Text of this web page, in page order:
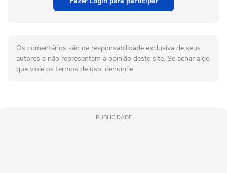
Os comentários são de responsabilidade exclusiva de seus
autores e não representam a opinião deste site. Se achar algo
que viole os termos de uso, denuncie.
PUBLICIDADE